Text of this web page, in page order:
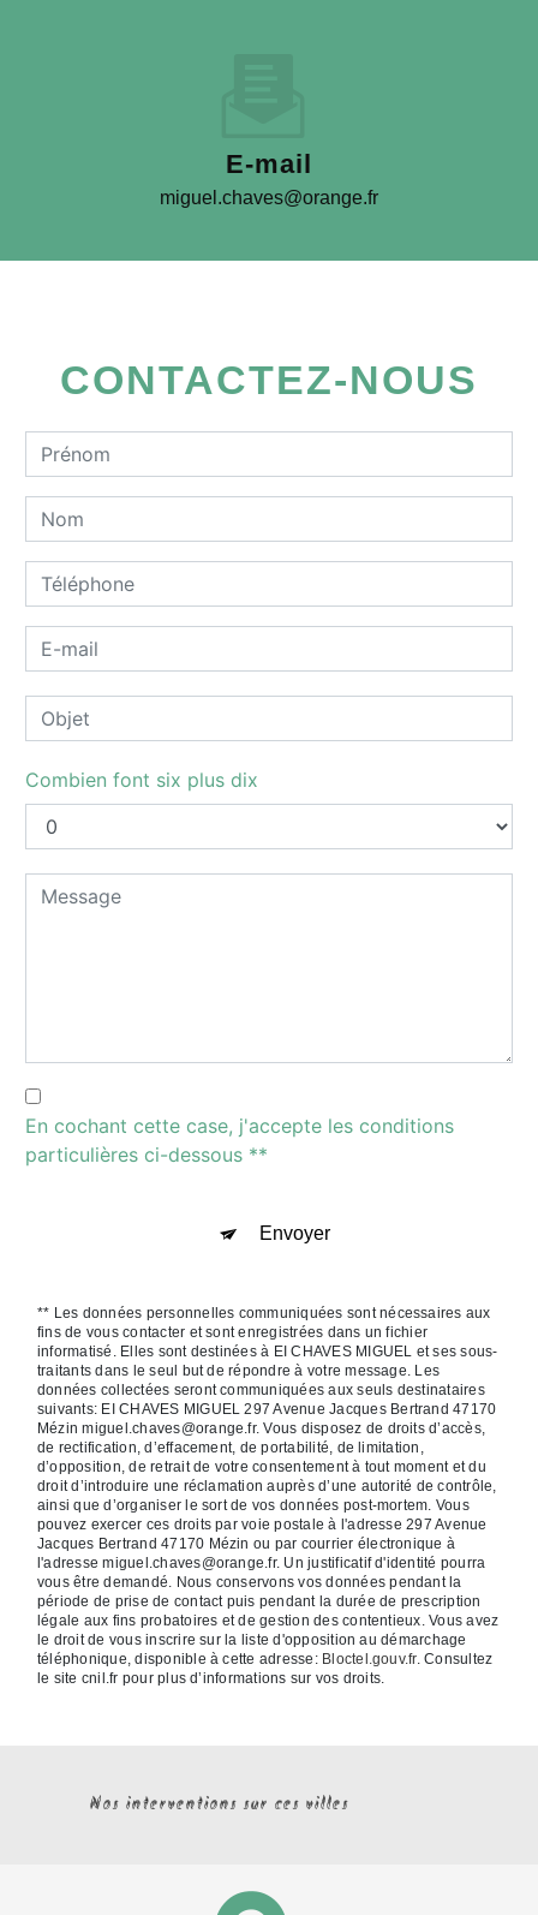
E-mail
miguel.chaves@orange.fr
CONTACTEZ-NOUS
Combien font six plus dix
En cochant cette case, j'accepte les conditions
particulières ci-dessous **
Envoyer
** Les données personnelles communiquées sont nécessaires aux
fins de vous contacter et sont enregistrées dans un fichier
informatisé. Elles sont destinées à EI CHAVES MIGUEL et ses sous-
traitants dans le seul but de répondre à votre message. Les
données collectées seront communiquées aux seuls destinataires
suivants: EI CHAVES MIGUEL 297 Avenue Jacques Bertrand 47170
Mézin miguel.chaves@orange.fr. Vous disposez de droits d’accès,
de rectification, d’effacement, de portabilité, de limitation,
d’opposition, de retrait de votre consentement à tout moment et du
droit d’introduire une réclamation auprès d’une autorité de contrôle,
ainsi que d’organiser le sort de vos données post-mortem. Vous
pouvez exercer ces droits par voie postale à l'adresse 297 Avenue
Jacques Bertrand 47170 Mézin ou par courrier électronique à
l'adresse miguel.chaves@orange.fr. Un justificatif d'identité pourra
vous être demandé. Nous conservons vos données pendant la
période de prise de contact puis pendant la durée de prescription
légale aux fins probatoires et de gestion des contentieux. Vous avez
le droit de vous inscrire sur la liste d'opposition au démarchage
téléphonique, disponible à cette adresse: Bloctel.gouv.fr. Consultez
le site cnil.fr pour plus d’informations sur vos droits.
Nos interventions sur ces villes